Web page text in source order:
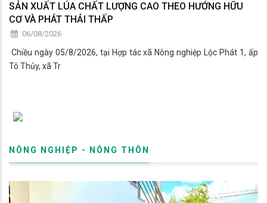
SẢN XUẤT LÚA CHẤT LƯỢNG CAO THEO HƯỚNG HỮU
CƠ VÀ PHÁT THẢI THẤP
06/08/2026
​ Chiều ngày 05/8/2026, tại Hợp tác xã Nông nghiệp Lộc Phát 1, ấp
Tô Thủy, xã Tr
NÔNG NGHIỆP - NÔNG THÔN